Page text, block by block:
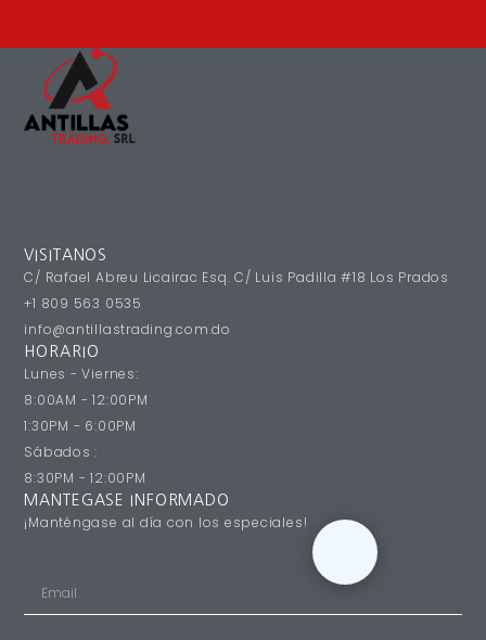
VISITANOS
C/ Rafael Abreu Licairac Esq. C/ Luis Padilla #18 Los Prados
+1 809 563 0535
info@antillastrading.com.do
HORARIO
Lunes - Viernes:
8:00AM - 12:00PM
1:30PM - 6:00PM
Sábados :
8:30PM - 12:00PM
MANTEGASE INFORMADO
¡Manténgase al día con los especiales!